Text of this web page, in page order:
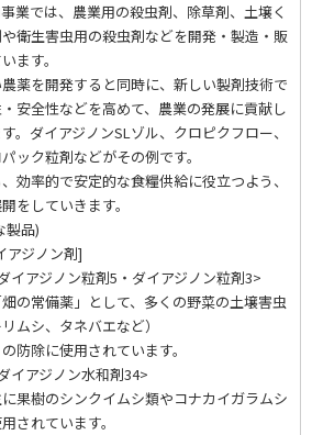
業では、農業用の殺虫剤、除草剤、土壌く
衛生害虫用の殺虫剤などを開発・製造・販
ます。
薬を開発すると同時に、新しい製剤技術で
安全性などを高めて、農業の発展に貢献し
。ダイアジノンSLゾル、クロピクフロー、
ック粒剤などがその例です。
効率的で安定的な食糧供給に役立つよう、
をしていきます。
品)
アジノン剤]
イアジノン粒剤5・ダイアジノン粒剤3>
常備薬」として、多くの野菜の土壌害虫
リムシ、タネバエなど）
に使用されています。
イアジノン水和剤34>
樹のシンクイムシ類やコナカイガラムシ
されています。